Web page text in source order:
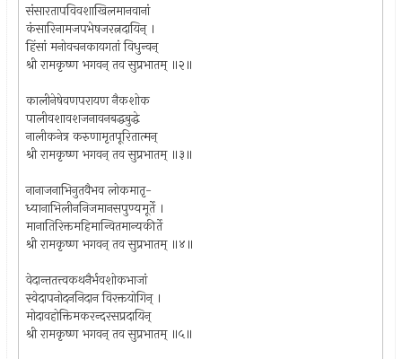
संसारतापविवशाखिलमानवानां
कंसारिनामजपभेषजरत्नदायिन् ।
हिंसां मनोवचनकायगतां विधुन्वन्
श्री रामकृष्ण भगवन् तव सुप्रभातम् ॥२॥
कालीनेषेवणपरायण नैकशोक
पालीवशावशजनावनबद्धबुद्धे
नालीकनेत्र करुणामृतपूरितात्मन्
श्री रामकृष्ण भगवन् तव सुप्रभातम् ॥३॥
नानाजनाभिनुतवैभव लोकमातृ-
ध्यानाभिलीननिजमानसपुण्यमूर्ते ।
मानातिरिक्तमहिमान्वितमान्यकीर्ते
श्री रामकृष्ण भगवन् तव सुप्रभातम् ॥४॥
वेदान्ततत्त्वकथनैर्भवशोकभाजां
स्वेदापनोदननिदान विरक्तयोगिन् ।
मोदावहोक्तिमकरन्दरसप्रदायिन्
श्री रामकृष्ण भगवन् तव सुप्रभातम् ॥५॥